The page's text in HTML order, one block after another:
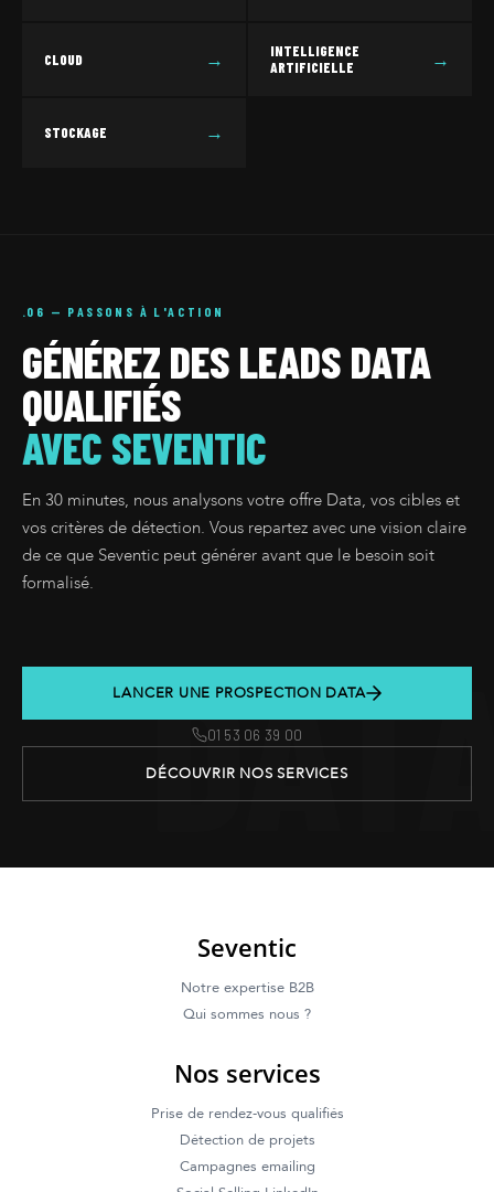
CLOUD →
INTELLIGENCE
ARTIFICIELLE
→
STOCKAGE →
.06 — PASSONS À L'ACTION
GÉNÉREZ DES LEADS DATA
QUALIFIÉS
AVEC SEVENTIC
En 30 minutes, nous analysons votre offre Data, vos cibles et
vos critères de détection. Vous repartez avec une vision claire
de ce que Seventic peut générer avant que le besoin soit
formalisé.
LANCER UNE PROSPECTION DATA
01 53 06 39 00
DÉCOUVRIR NOS SERVICES
Seventic
Notre expertise B2B
Qui sommes nous ?
Nos services
Prise de rendez-vous qualifiés
Détection de projets
Campagnes emailing